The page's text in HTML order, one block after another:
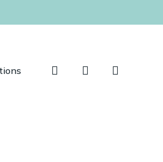
rechercheaccount
Fermer